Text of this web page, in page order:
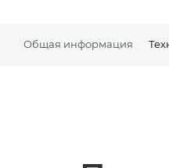
Общая информация